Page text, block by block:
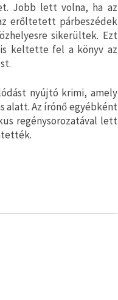
Jobb lett volna, ha az
erőltetett párbeszédek
sikerültek. Ezt
keltette fel a könyv az
nyújtó krimi, amely
alatt. Az írónő egyébként
regénysorozatával lett